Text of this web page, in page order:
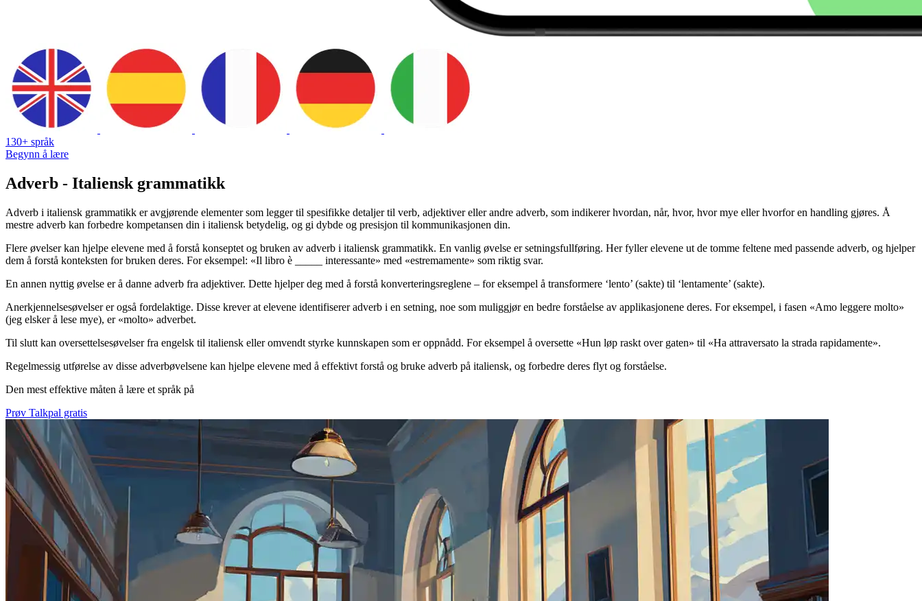
130+ språk
Begynn å lære
Adverb - Italiensk grammatikk
Adverb i italiensk grammatikk er avgjørende elementer som legger til spesifikke detaljer til verb, adjektiver eller andre adverb, som indikerer hvordan, når, hvor, hvor mye eller hvorfor en handling gjøres. Å
mestre adverb kan forbedre kompetansen din i italiensk betydelig, og gi dybde og presisjon til kommunikasjonen din.
Flere øvelser kan hjelpe elevene med å forstå konseptet og bruken av adverb i italiensk grammatikk. En vanlig øvelse er setningsfullføring. Her fyller elevene ut de tomme feltene med passende adverb, og hjelper
dem å forstå konteksten for bruken deres. For eksempel: «Il libro è _____ interessante» med «estremamente» som riktig svar.
En annen nyttig øvelse er å danne adverb fra adjektiver. Dette hjelper deg med å forstå konverteringsreglene – for eksempel å transformere ‘lento’ (sakte) til ‘lentamente’ (sakte).
Anerkjennelsesøvelser er også fordelaktige. Disse krever at elevene identifiserer adverb i en setning, noe som muliggjør en bedre forståelse av applikasjonene deres. For eksempel, i fasen «Amo leggere molto»
(jeg elsker å lese mye), er «molto» adverbet.
Til slutt kan oversettelsesøvelser fra engelsk til italiensk eller omvendt styrke kunnskapen som er oppnådd. For eksempel å oversette «Hun løp raskt over gaten» til «Ha attraversato la strada rapidamente».
Regelmessig utførelse av disse adverbøvelsene kan hjelpe elevene med å effektivt forstå og bruke adverb på italiensk, og forbedre deres flyt og forståelse.
Den mest effektive måten å lære et språk på
Prøv Talkpal gratis